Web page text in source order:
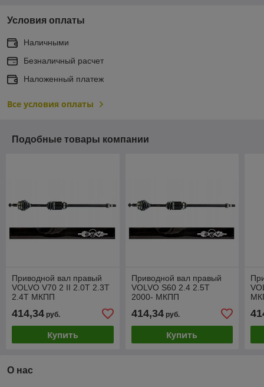
Условия оплаты
Наличными
Безналичный расчет
Наложенный платеж
Все условия оплаты
Подобные товары компании
Приводной вал правый
VOLVO V70 2 II 2.0T 2.3T
2.4T МКПП
414,34 руб.
Купить
Приводной вал правый
VOLVO S60 2.4 2.5T
2000- МКПП
414,34руб.
Купить
О нас